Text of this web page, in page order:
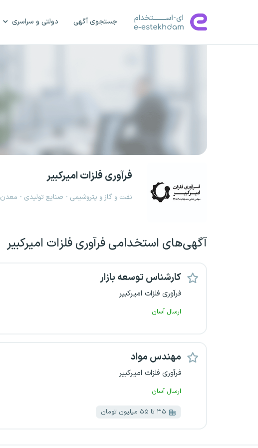
جستجوی آگهی دولتی و سراسری
فرآوری فلزات امیرکبیر
نفت و گاز و پتروشیمی - صنایع تولیدی - معدن
آگهی‌های استخدامی فرآوری فلزات امیرکبیر
کارشناس توسعه بازار
فرآوری فلزات امیرکبیر
ارسال آسان
مهندس مواد
فرآوری فلزات امیرکبیر
ارسال آسان
۳۵ تا ۵۵ میلیون تومان